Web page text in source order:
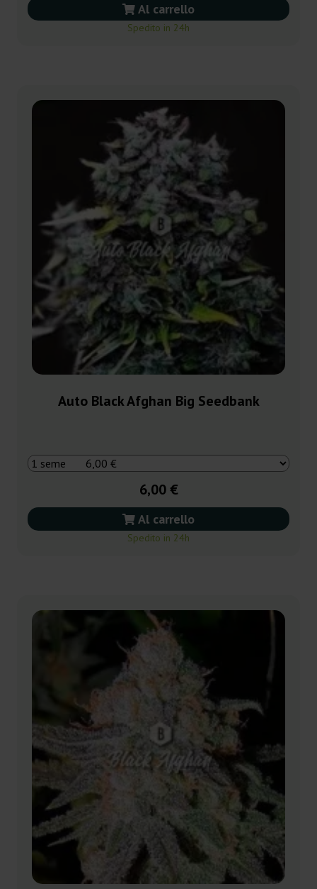
Al carrello
Spedito in 24h
Auto Black Afghan Big Seedbank
6,00 €
Al carrello
Spedito in 24h